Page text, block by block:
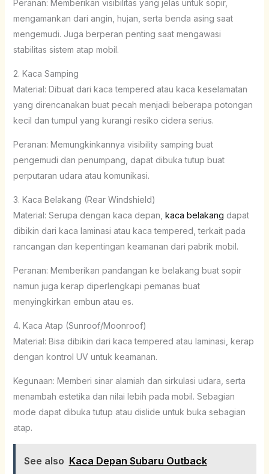
Peranan: Memberikan visibilitas yang jelas untuk sopir,
mengamankan dari angin, hujan, serta benda asing saat
mengemudi. Juga berperan penting saat mengawasi
stabilitas sistem atap mobil.
2. Kaca Samping
Material: Dibuat dari kaca tempered atau kaca keselamatan
yang direncanakan buat pecah menjadi beberapa potongan
kecil dan tumpul yang kurangi resiko cidera serius.
Peranan: Memungkinkannya visibility samping buat
pengemudi dan penumpang, dapat dibuka tutup buat
perputaran udara atau komunikasi.
3. Kaca Belakang (Rear Windshield)
Material: Serupa dengan kaca depan, kaca belakang dapat
dibikin dari kaca laminasi atau kaca tempered, terkait pada
rancangan dan kepentingan keamanan dari pabrik mobil.
Peranan: Memberikan pandangan ke belakang buat sopir
namun juga kerap diperlengkapi pemanas buat
menyingkirkan embun atau es.
4. Kaca Atap (Sunroof/Moonroof)
Material: Bisa dibikin dari kaca tempered atau laminasi, kerap
dengan kontrol UV untuk keamanan.
Kegunaan: Memberi sinar alamiah dan sirkulasi udara, serta
menambah estetika dan nilai lebih pada mobil. Sebagian
mode dapat dibuka tutup atau dislide untuk buka sebagian
atap.
See also Kaca Depan Subaru Outback